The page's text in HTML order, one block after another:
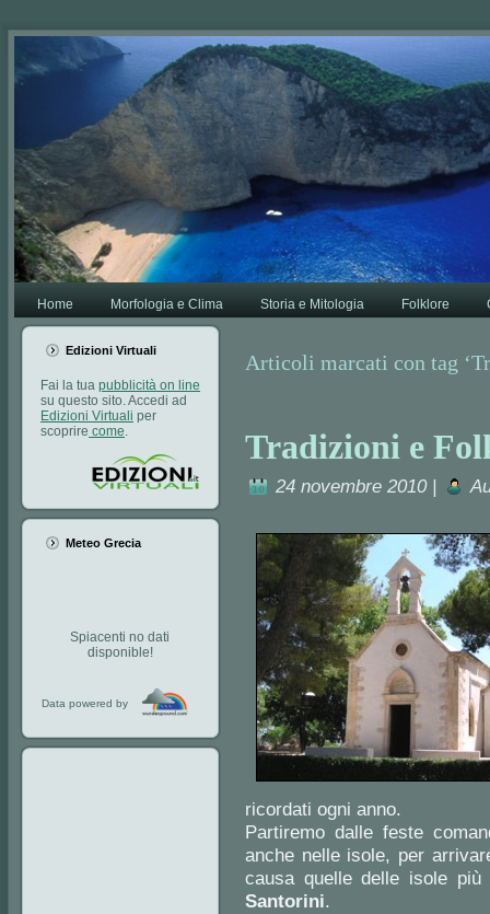
Home Morfologia e Clima Storia e Mitologia Folklore
Edizioni Virtuali
Fai la tua pubblicità on line
su questo sito. Accedi ad
Edizioni Virtuali per
scoprire come.
Meteo Grecia
Spiacenti no dati
disponible!
Data powered by
Articoli marcati con tag
Tradizioni e
24 novembre 2010 |
ricordati ogni anno.
Partiremo dalle feste
anche nelle isole, per
causa quelle delle isole
Santorini.